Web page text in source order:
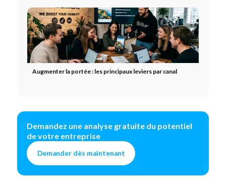
Augmenter la portée : les principaux leviers par canal
Demandez une analyse gratuite du potentiel
de votre entreprise
Demander dès maintenant